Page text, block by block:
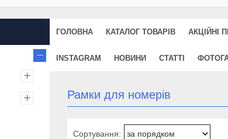
ГОЛОВНА КАТАЛОГ ТОВАРІВ АКЦІЙНІ
INSTAGRAM НОВИНИ СТАТТІ
Рамки для номерів